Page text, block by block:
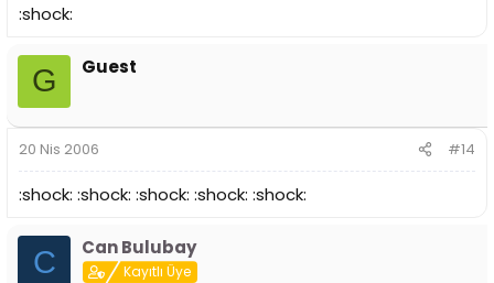
:shock:
G Guest
20 Nis 2006 #14
:shock: :shock: :shock: :shock: :shock:
C Can Bulubay
Kayıtlı Üye